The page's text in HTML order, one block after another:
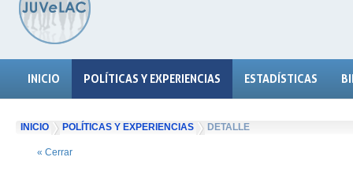
INICIO POLÍTICAS Y EXPERIENCIAS ESTADÍSTICAS
INICIO POLÍTICAS Y EXPERIENCIAS DETALLE
« Cerrar